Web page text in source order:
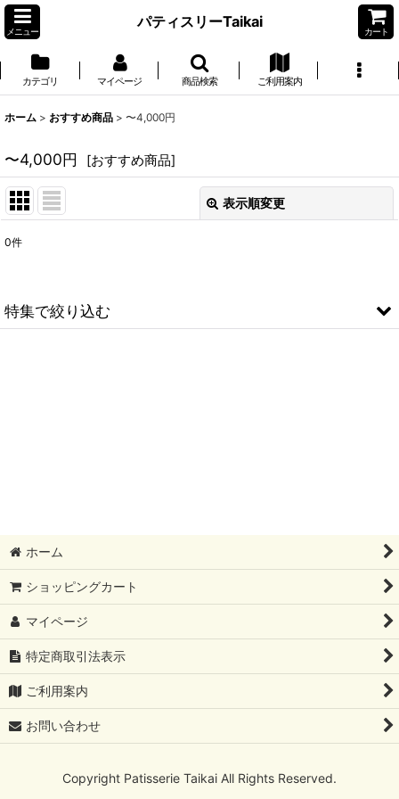
メニュー
パティスリーTaikai
カート
カテゴリ マイページ 商品検索 ご利用案内
ホーム > おすすめ商品 > 〜4,000円
〜4,000円 [おすすめ商品]
表示順変更
並び順:
0件
特集で絞り込む
ホーム
ショッピングカート
マイページ
特定商取引法表示
ご利用案内
お問い合わせ
Copyright Patisserie Taikai All Rights Reserved.